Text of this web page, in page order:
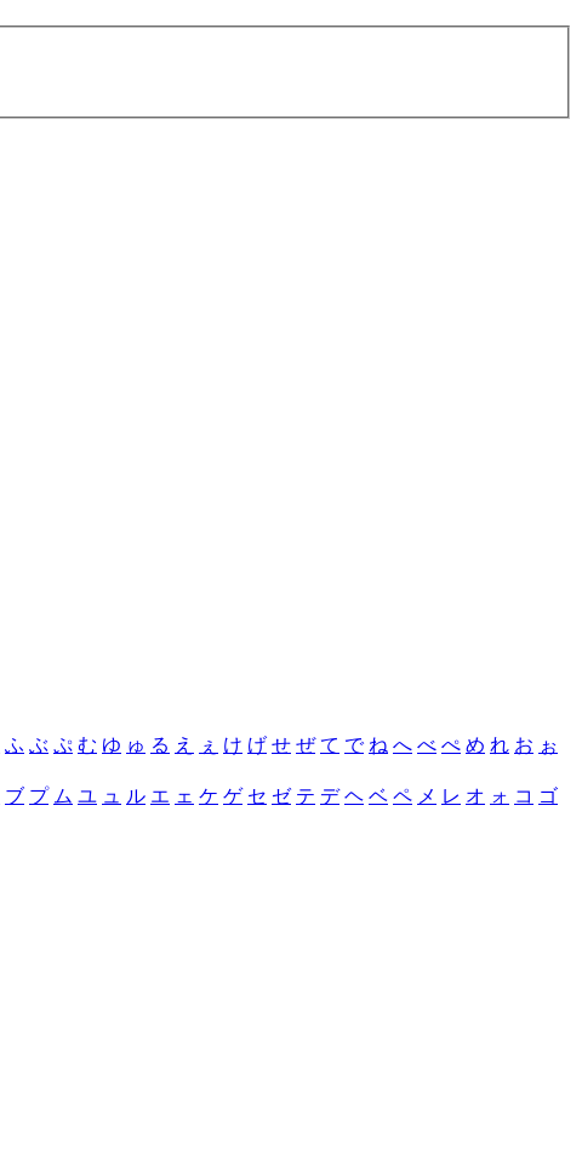
ふ ぶ ぷ む ゆ ゅ る え ぇ け げ せ ぜ て で ね へ べ ぺ め れ お ぉ
ブ プ ム ユ ュ ル エ ェ ケ ゲ セ ゼ テ デ ヘ ベ ペ メ レ オ ォ コ ゴ